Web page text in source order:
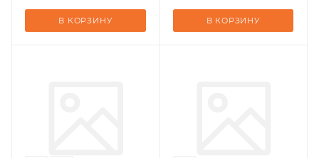
В КОРЗИНУ В КОРЗИНУ